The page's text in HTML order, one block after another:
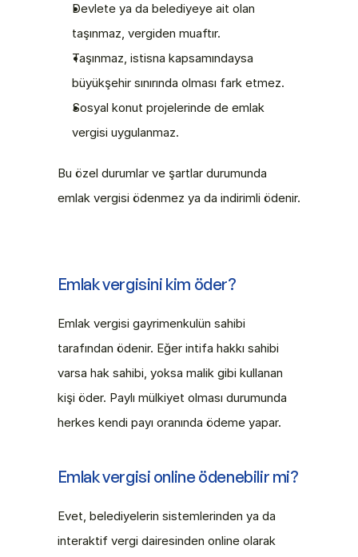
Devlete ya da belediyeye ait olan
taşınmaz, vergiden muaftır.
Taşınmaz, istisna kapsamındaysa
büyükşehir sınırında olması fark etmez.
Sosyal konut projelerinde de emlak
vergisi uygulanmaz.
Bu özel durumlar ve şartlar durumunda
emlak vergisi ödenmez ya da indirimli ödenir.
Emlak vergisini kim öder?
Emlak vergisi gayrimenkulün sahibi
tarafından ödenir. Eğer intifa hakkı sahibi
varsa hak sahibi, yoksa malik gibi kullanan
kişi öder. Paylı mülkiyet olması durumunda
herkes kendi payı oranında ödeme yapar.
Emlak vergisi online ödenebilir mi?
Evet, belediyelerin sistemlerinden ya da
interaktif vergi dairesinden online olarak